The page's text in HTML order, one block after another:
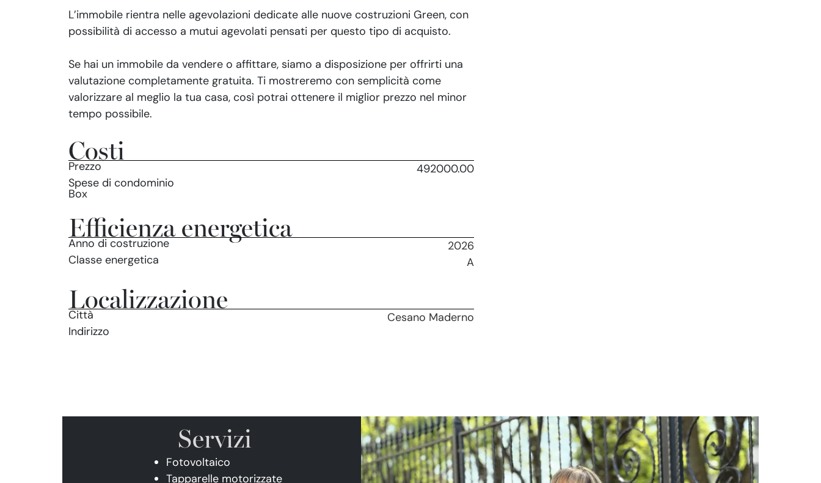
L’immobile rientra nelle agevolazioni dedicate alle nuove costruzioni Green, con
possibilità di accesso a mutui agevolati pensati per questo tipo di acquisto.
Se hai un immobile da vendere o affittare, siamo a disposizione per offrirti una
valutazione completamente gratuita. Ti mostreremo con semplicità come
valorizzare al meglio la tua casa, così potrai ottenere il miglior prezzo nel minor
tempo possibile.
Costi
Prezzo
492000.00
Spese di condominio
Box
Efficienza energetica
Anno di costruzione
2026
Classe energetica
A
Localizzazione
Città
Cesano Maderno
Indirizzo
Servizi
Fotovoltaico
Tapparelle motorizzate